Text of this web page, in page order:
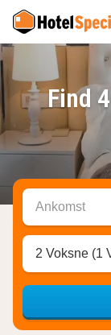
Find
Ankomst
2 Voksne (1